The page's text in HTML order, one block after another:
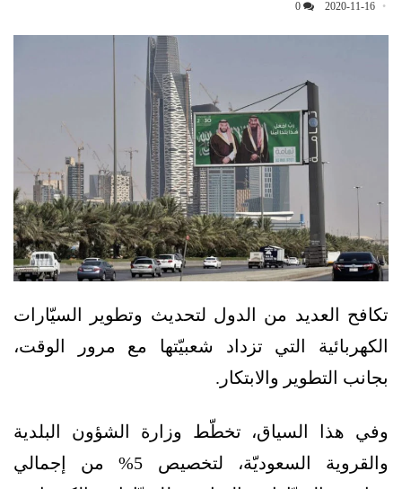
2020-11-16
0
تكافح العديد من الدول لتحديث وتطوير السيّارات
الكهربائية التي تزداد شعبيّتها مع مرور الوقت،
بجانب التطوير والابتكار.
وفي هذا السياق، تخطّط وزارة الشؤون البلدية
والقروية السعوديّة، لتخصيص 5% من إجمالي